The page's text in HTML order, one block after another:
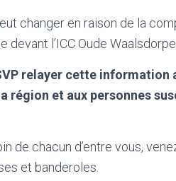
changer en raison de la
devant l’ICC Oude
relayer cette information
région et aux personnes
de chacun d’entre vous,
et banderoles.